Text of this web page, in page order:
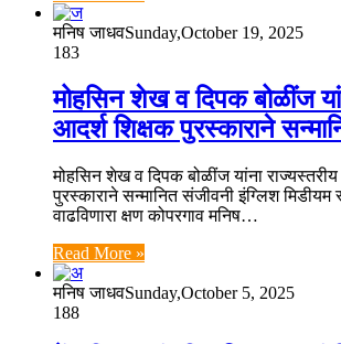
मनिष जाधवSunday,October 19, 2025
183
मोहसिन शेख व दिपक बोळींज
आदर्श शिक्षक पुरस्काराने
मोहसिन शेख व दिपक बोळींज यांना
पुरस्काराने सन्मानित संजीवनी इंग्लिश
वाढविणारा क्षण कोपरगाव मनिष…
Read More »
मनिष जाधवSunday,October 5, 2025
188